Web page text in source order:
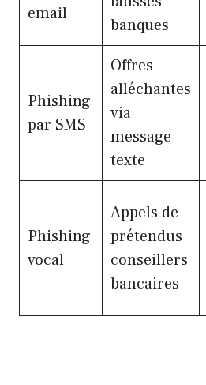
email
banques
Phishing
par SMS
Offres
alléchantes
via
message
texte
Phishing
vocal
Appels de
prétendus
conseillers
bancaires